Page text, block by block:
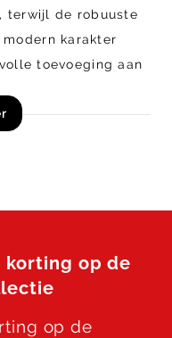
terwijl de robuuste
karakter
toevoeging aan
handleiding,
korting op de
op de